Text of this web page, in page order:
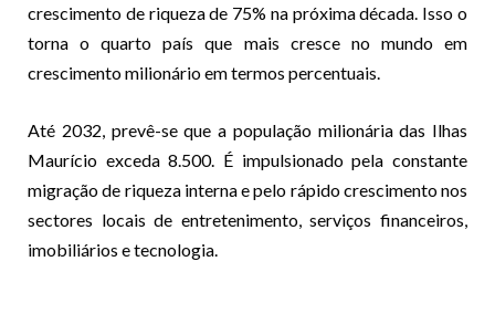
crescimento de riqueza de 75% na próxima década. Isso o
torna o quarto país que mais cresce no mundo em
crescimento milionário em termos percentuais.
Até 2032, prevê-se que a população milionária das Ilhas
Maurício exceda 8.500. É impulsionado pela constante
migração de riqueza interna e pelo rápido crescimento nos
sectores locais de entretenimento, serviços financeiros,
imobiliários e tecnologia.